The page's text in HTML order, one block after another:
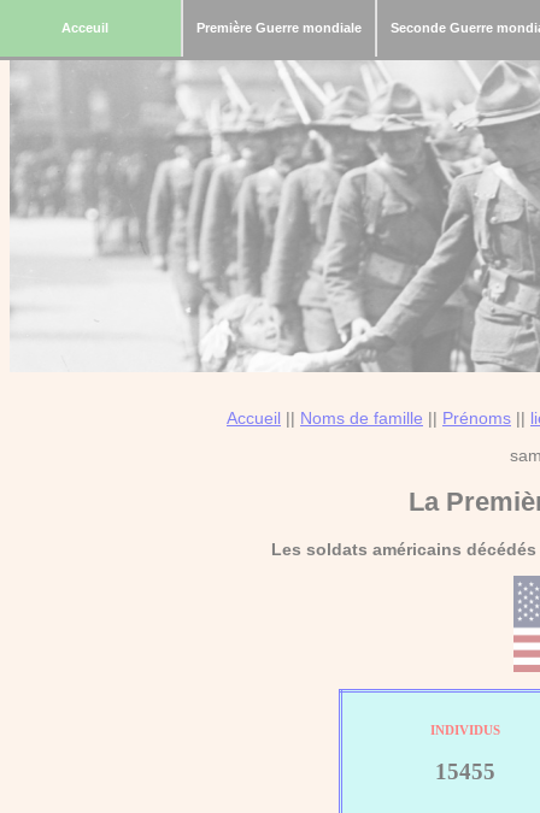
Acceuil Première Guerre mondiale Seconde Guerre
Accueil || Noms de famille || Prénoms ||
La
Les soldats américains
INDIVIDUS
15455